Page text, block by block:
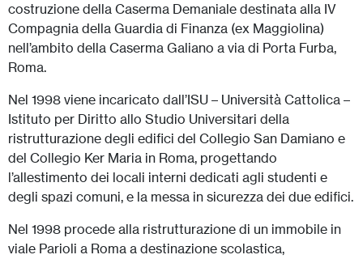
costruzione della Caserma Demaniale destinata alla IV
Compagnia della Guardia di Finanza (ex Maggiolina)
nell’ambito della Caserma Galiano a via di Porta Furba,
Roma.
Nel 1998 viene incaricato dall’ISU – Università Cattolica –
Istituto per Diritto allo Studio Universitari della
ristrutturazione degli edifici del Collegio San Damiano e
del Collegio Ker Maria in Roma, progettando
l’allestimento dei locali interni dedicati agli studenti e
degli spazi comuni, e la messa in sicurezza dei due edifici.
Nel 1998 procede alla ristrutturazione di un immobile in
viale Parioli a Roma a destinazione scolastica,